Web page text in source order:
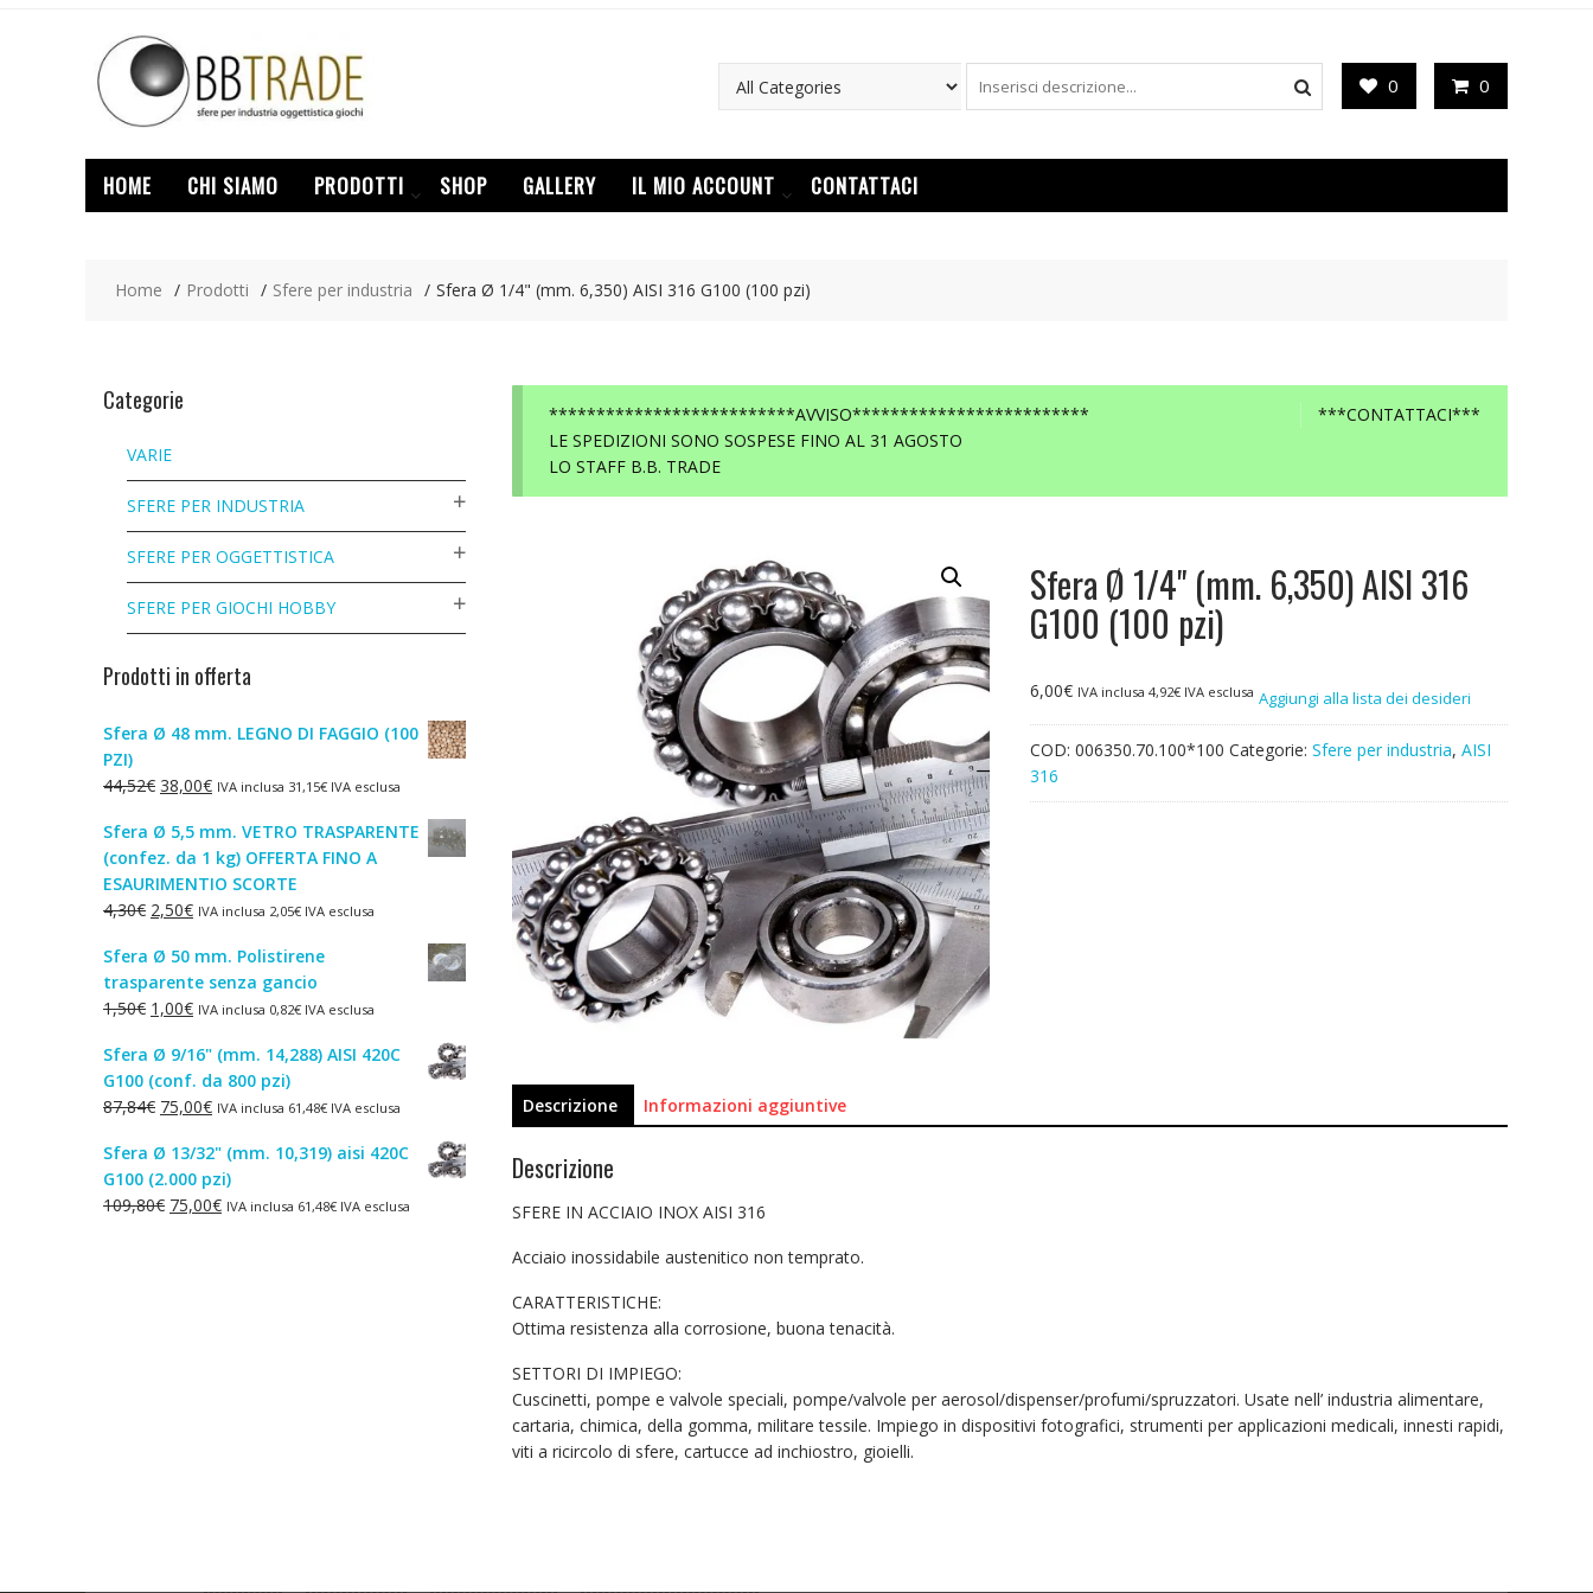
0 0
HOME CHI SIAMO PRODOTTI SHOP GALLERY IL MIO ACCOUNT CONTATTACI
Home Prodotti Sfere per industria Sfera Ø 1/4" (mm. 6,350) AISI 316 G100 (100 pzi)
***CONTATTACI***
**************************AVVISO*************************
LE SPEDIZIONI SONO SOSPESE FINO AL 31 AGOSTO
LO STAFF B.B. TRADE
Sfera Ø 1/4" (mm. 6,350) AISI 316
G100 (100 pzi)
6,00€ IVA inclusa 4,92€IVA esclusa Aggiungi alla lista dei desideri
COD: 006350.70.100*100 Categorie: Sfere per industria, AISI
316
Descrizione Informazioni aggiuntive
Descrizione
SFERE IN ACCIAIO INOX AISI 316
Acciaio inossidabile austenitico non temprato.
CARATTERISTICHE:
Ottima resistenza alla corrosione, buona tenacità.
SETTORI DI IMPIEGO:
Cuscinetti, pompe e valvole speciali, pompe/valvole per aerosol/dispenser/profumi/spruzzatori. Usate nell’ industria alimentare,
cartaria, chimica, della gomma, militare tessile. Impiego in dispositivi fotografici, strumenti per applicazioni medicali, innesti rapidi,
viti a ricircolo di sfere, cartucce ad inchiostro, gioielli.
Categorie
VARIE
SFERE PER INDUSTRIA
SFERE PER OGGETTISTICA
SFERE PER GIOCHI HOBBY
Prodotti in offerta
Sfera Ø 48 mm. LEGNO DI FAGGIO (100
PZI)
44,52€ Il
originale
era:
44,52€.
38,00€Il
attuale
è:
38,00€.
IVA inclusa 31,15€ IVA esclusa
Sfera Ø 5,5 mm. VETRO TRASPARENTE
(confez. da 1 kg) OFFERTA FINO A
ESAURIMENTIO SCORTE
4,30€ Il
originale
era:
4,30€.
2,50€Il
attuale
è:
2,50€.
IVA inclusa 2,05€ IVA esclusa
Sfera Ø 50 mm. Polistirene
trasparente senza gancio
1,50€ Il
originale
era:
1,50€.
1,00€Il
attuale
è:
1,00€.
IVA inclusa 0,82€ IVA esclusa
Sfera Ø 9/16" (mm. 14,288) AISI 420C
G100 (conf. da 800 pzi)
87,84€ Il
originale
era:
87,84€.
75,00€Il
attuale
è:
75,00€.
IVA inclusa 61,48€ IVA esclusa
Sfera Ø 13/32" (mm. 10,319) aisi 420C
G100 (2.000 pzi)
109,80€ Il
75,00€IlIVA inclusa 61,48€ IVA esclusa